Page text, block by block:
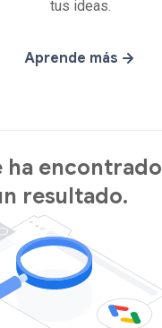
tus ideas.
Aprende más
ha encontrado
resultado.